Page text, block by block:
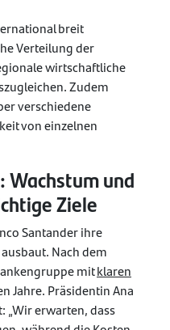
breit
Verteilung der
wirtschaftliche
Zudem
verschiedene
von einzelnen
Wachstum und
Ziele
Santander ihre
Nach dem
mitklaren
Jahre. Präsidentin Ana
erwarten, dass